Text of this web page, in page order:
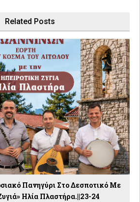
Related Posts
Πανηγύρι Στο Δεσποτικό Με
Ηλία Πλαστήρα.||23-24